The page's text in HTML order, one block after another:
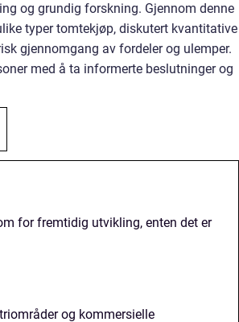
og grundig forskning. Gjennom denne
typer tomtekjøp, diskutert kvantitative
gjennomgang av fordeler og ulemper.
med å ta informerte beslutninger og
for fremtidig utvikling, enten det er
og kommersielle